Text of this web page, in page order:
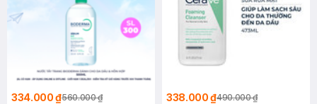
334.000 ₫560.000 ₫ 338.000 ₫490.000 ₫